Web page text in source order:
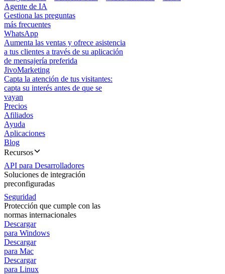
Agente de IA
Gestiona las preguntas
más frecuentes
WhatsApp
Aumenta las ventas y ofrece asistencia
a tus clientes a través de su aplicación
de mensajería preferida
JivoMarketing
Capta la atención de tus visitantes:
capta su interés antes de que se
vayan
Precios
Afiliados
Ayuda
Aplicaciones
Blog
Recursos
API para Desarrolladores
Soluciones de integración
preconfiguradas
Seguridad
Protección que cumple con las
normas internacionales
Descargar
para Windows
Descargar
para Mac
Descargar
para Linux